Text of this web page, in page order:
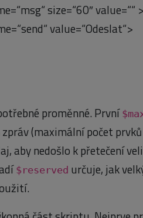
size=“60″ value=““ >
value=“Odeslat“>
proměnné. První
(maximální počet
aby nedošlo k přetečení
$reserved určuje, jak